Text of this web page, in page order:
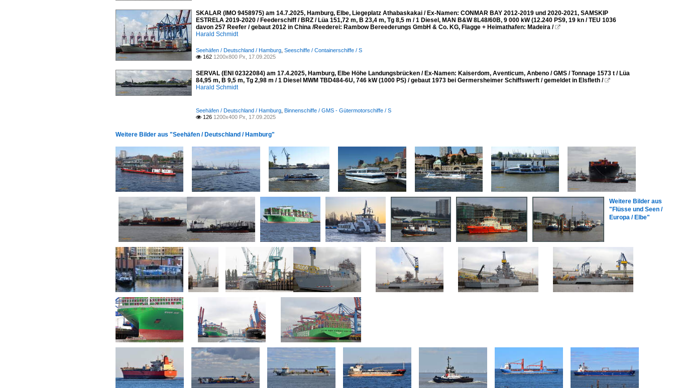
SKALAR (IMO 9458975) am 14.7.2025, Hamburg, Elbe, Liegeplatz Athabaskakai / Ex-Namen: CONMAR BAY 2012-2019 und 2020-2021, SAMSKIP
ESTRELA 2019-2020 / Feederschiff / BRZ / Lüa 151,72 m, B 23,4 m, Tg 8,5 m / 1 Diesel, MAN B&W 8L48/60B, 9 000 kW (12.240 PS9, 19 kn / TEU 1036
davon 257 Reefer / gebaut 2012 in China /Reederei: Rambow Bereederungs GmbH & Co. KG, Flagge + Heimathafen: Madeira /
Harald Schmidt
Seehäfen / Deutschland / Hamburg Seeschiffe / Containerschiffe / S
 162 1200x800 Px, 17.09.2025
SERVAL (ENI 02322084) am 17.4.2025, Hamburg, Elbe Höhe Landungsbrücken / Ex-Namen: Kaiserdom, Aventicum, Anbeno / GMS / Tonnage 1573 t / Lüa
84,95 m, B 9,5 m, Tg 2,98 m / 1 Diesel MWM TBD484-6U, 746 kW (1000 PS) / gebaut 1973 bei Germersheimer Schiffswerft / gemeldet in Elsfleth /
Harald Schmidt
Seehäfen / Deutschland / Hamburg Binnenschiffe / GMS - Gütermotorschiffe / S
 126 1200x400 Px, 17.09.2025
Weitere Bilder aus "Seehäfen / Deutschland / Hamburg"
Weitere Bilder aus
"Flüsse und Seen /
Europa / Elbe"